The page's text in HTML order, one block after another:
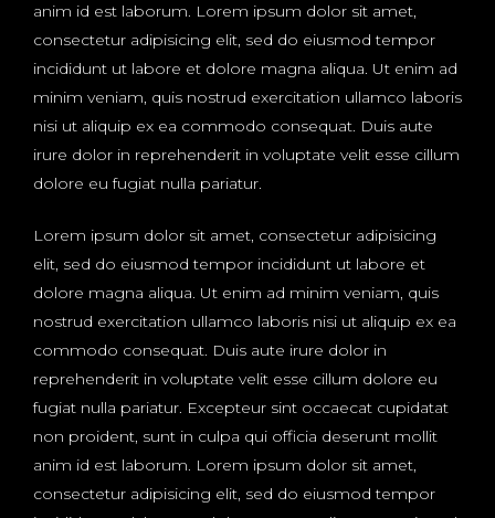
anim id est laborum. Lorem ipsum dolor sit amet,
consectetur adipisicing elit, sed do eiusmod tempor
incididunt ut labore et dolore magna aliqua. Ut enim ad
minim veniam, quis nostrud exercitation ullamco laboris
nisi ut aliquip ex ea commodo consequat. Duis aute
irure dolor in reprehenderit in voluptate velit esse cillum
dolore eu fugiat nulla pariatur.
Lorem ipsum dolor sit amet, consectetur adipisicing
elit, sed do eiusmod tempor incididunt ut labore et
dolore magna aliqua. Ut enim ad minim veniam, quis
nostrud exercitation ullamco laboris nisi ut aliquip ex ea
commodo consequat. Duis aute irure dolor in
reprehenderit in voluptate velit esse cillum dolore eu
fugiat nulla pariatur. Excepteur sint occaecat cupidatat
non proident, sunt in culpa qui officia deserunt mollit
anim id est laborum. Lorem ipsum dolor sit amet,
consectetur adipisicing elit, sed do eiusmod tempor